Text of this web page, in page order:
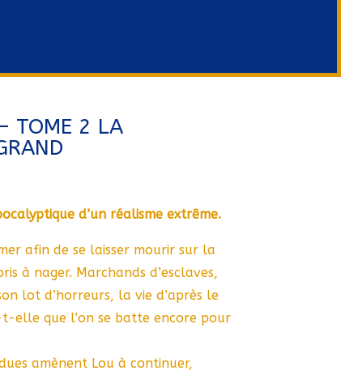
TOME 2 LA
d’un réalisme extrême.
afin de se laisser mourir sur la
à nager. Marchands d’esclaves,
lot d’horreurs, la vie d’après le
elle que l’on se batte encore pour
amènent Lou à continuer,